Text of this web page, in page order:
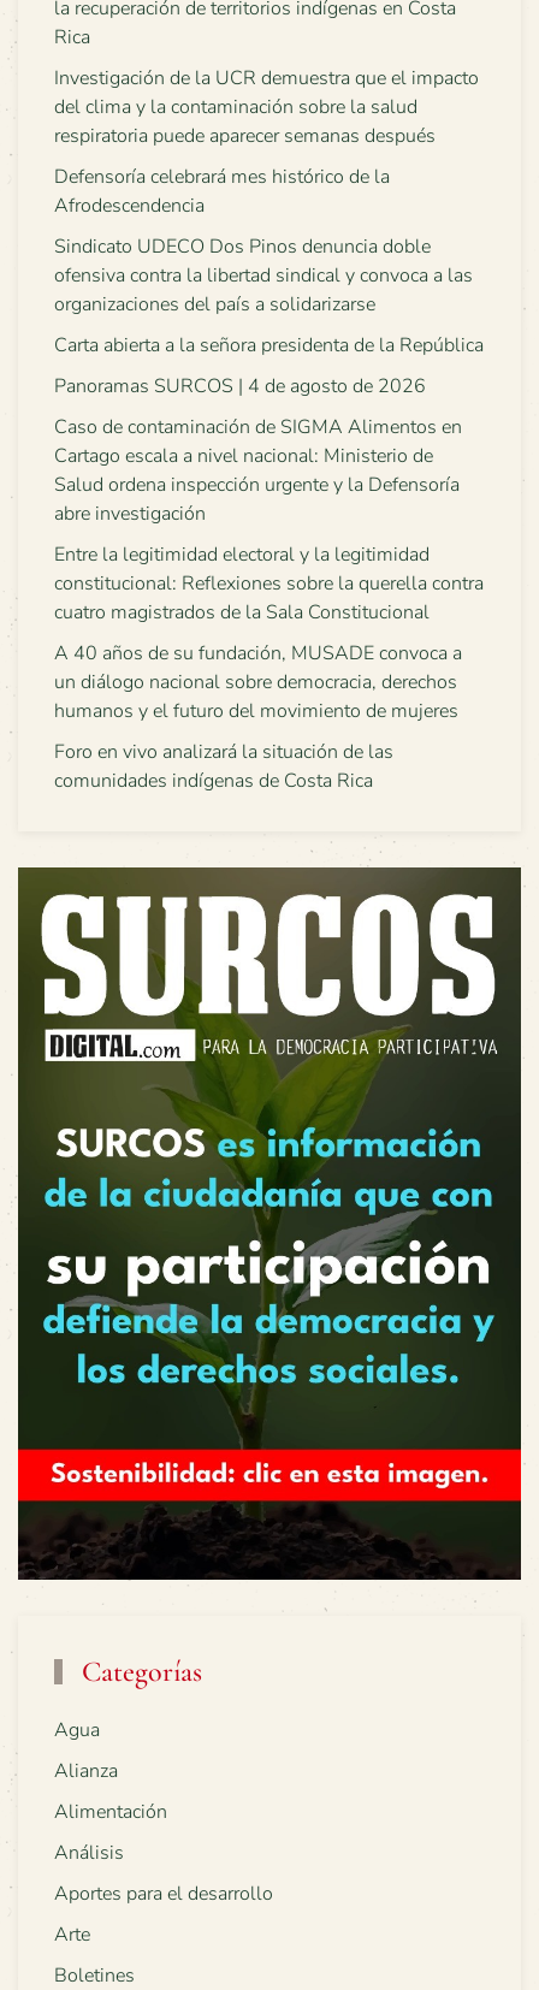
la recuperación de territorios indígenas en Costa
Rica
Investigación de la UCR demuestra que el impacto
del clima y la contaminación sobre la salud
respiratoria puede aparecer semanas después
Defensoría celebrará mes histórico de la
Afrodescendencia
Sindicato UDECO Dos Pinos denuncia doble
ofensiva contra la libertad sindical y convoca a las
organizaciones del país a solidarizarse
Carta abierta a la señora presidenta de la República
Panoramas SURCOS | 4 de agosto de 2026
Caso de contaminación de SIGMA Alimentos en
Cartago escala a nivel nacional: Ministerio de
Salud ordena inspección urgente y la Defensoría
abre investigación
Entre la legitimidad electoral y la legitimidad
constitucional: Reflexiones sobre la querella contra
cuatro magistrados de la Sala Constitucional
A 40 años de su fundación, MUSADE convoca a
un diálogo nacional sobre democracia, derechos
humanos y el futuro del movimiento de mujeres
Foro en vivo analizará la situación de las
comunidades indígenas de Costa Rica
Categorías
Agua
Alianza
Alimentación
Análisis
Aportes para el desarrollo
Arte
Boletines